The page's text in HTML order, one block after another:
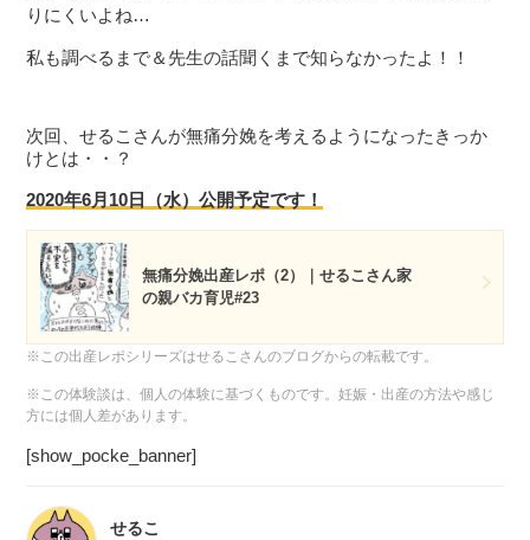
りにくいよね…
私も調べるまで＆先生の話聞くまで知らなかったよ！！
次回、せるこさんが無痛分娩を考えるようになったきっか
けとは・・？
2020年6月10日（水）公開予定です！
無痛分娩出産レポ（2）｜せるこさん家
の親バカ育児#23
※この出産レポシリーズはせるこさんのブログからの転載です。
※この体験談は、個人の体験に基づくものです。妊娠・出産の方法や感じ
方には個人差があります。
[show_pocke_banner]
せるこ